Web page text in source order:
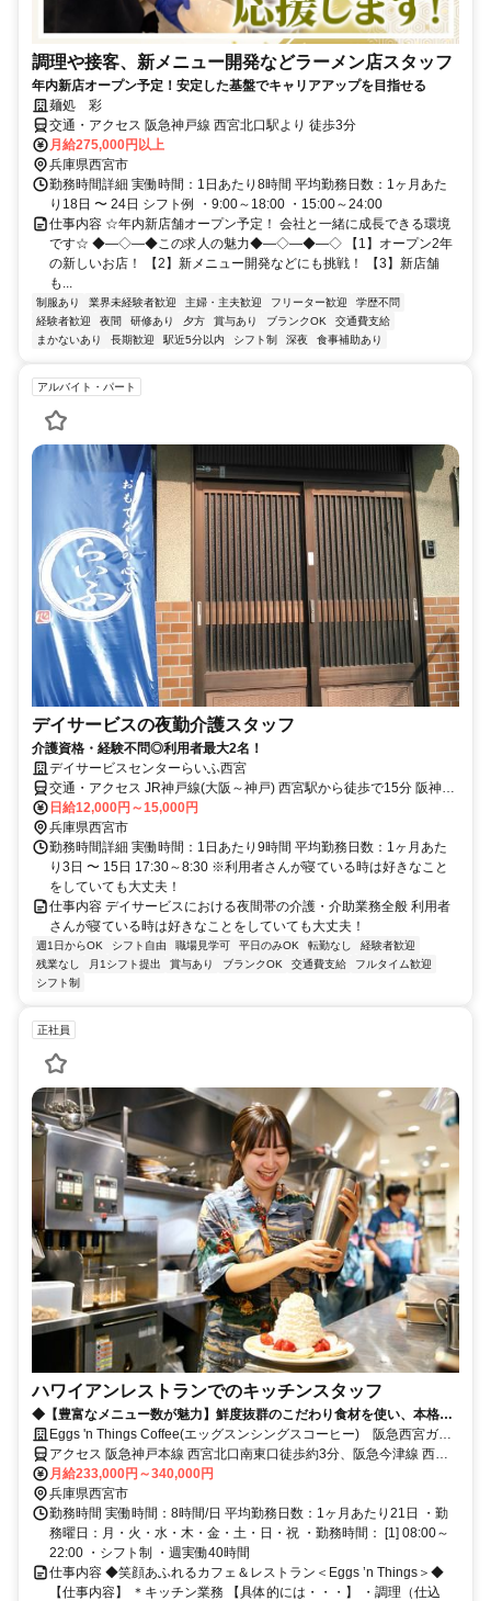
調理や接客、新メニュー開発などラーメン店スタッフ
年内新店オープン予定！安定した基盤でキャリアアップを目指せる
麺処 彩
交通・アクセス 阪急神戸線 西宮北口駅より 徒歩3分
月給275,000円以上
兵庫県西宮市
勤務時間詳細 実働時間：1日あたり8時間 平均勤務日数：1ヶ月あた
り18日 〜 24日 シフト例 ・9:00～18:00 ・15:00～24:00
仕事内容 ☆年内新店舗オープン予定！ 会社と一緒に成長できる環境
です☆ ◆―◇―◆この求人の魅力◆―◇―◆―◇ 【1】オープン2年
の新しいお店！ 【2】新メニュー開発などにも挑戦！ 【3】新店舗
も...
制服あり 業界未経験者歓迎 主婦・主夫歓迎 フリーター歓迎
学歴不問
経験者歓迎
夜間 研修あり 夕方 賞与あり ブランクOK
交通費支給
まかないあり
長期歓迎 駅近5分以内 シフト制 深夜 食事補助あり
アルバイト・パート
デイサービスの夜勤介護スタッフ
介護資格・経験不問◎利用者最大2名！
デイサービスセンターらいふ西宮
交通・アクセス JR神戸線(大阪～神戸) 西宮駅から徒歩で15分 阪神本
線 西宮駅から徒歩で17分 阪急神戸本線 西宮北口駅から徒歩で17分
日給12,000円～15,000円
兵庫県西宮市
勤務時間詳細 実働時間：1日あたり9時間 平均勤務日数：1ヶ月あた
り3日 〜 15日 17:30～8:30 ※利用者さんが寝ている時は好きなこと
をしていても大丈夫！
仕事内容 デイサービスにおける夜間帯の介護・介助業務全般 利用者
さんが寝ている時は好きなことをしていても大丈夫！
週1日からOK シフト自由 職場見学可 平日のみOK 転勤なし
経験者歓迎
残業なし
月1シフト提出 賞与あり ブランクOK 交通費支給
フルタイム歓迎
シフト制
正社員
ハワイアンレストランでのキッチンスタッフ
◆【豊富なメニュー数が魅力】鮮度抜群のこだわり食材を使い、本格ハ
ワイ料理～洋食全般の腕を磨けます◆
Eggs 'n Things Coffee(エッグスンシングスコーヒー) 阪急西宮ガー
デンズ店 社員募集
アクセス 阪急神戸本線 西宮北口南東口徒歩約3分、阪急今津線 西宮
北口南東口徒歩約3分、連絡バス 西宮北口南東口徒歩約3分 西宮北口
駅連絡デッキ直結 阪神国道駅徒歩15分
月給233,000円～340,000円
兵庫県西宮市
勤務時間 実働時間：8時間/日 平均勤務日数：1ヶ月あたり21日 ・勤
務曜日：月・火・水・木・金・土・日・祝 ・勤務時間： [1] 08:00～
22:00 ・シフト制 ・週実働40時間
仕事内容 ◆笑顔あふれるカフェ＆レストラン＜Eggs ’n Things＞◆
【仕事内容】 ＊キッチン業務 【具体的には・・・】 ・調理（仕込